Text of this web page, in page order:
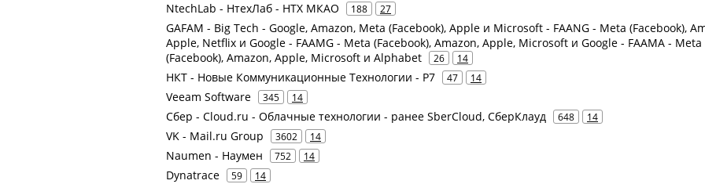
NtechLab - НтехЛаб - НТХ МКАО 188 27
GAFAM - Big Tech - Google, Amazon, Meta (Facebook), Apple и Microsoft - FAANG - Meta (Facebook),
Apple, Netflix и Google - FAAMG - Meta (Facebook), Amazon, Apple, Microsoft и Google - FAAMA - Meta
(Facebook), Amazon, Apple, Microsoft и Alphabet
26 14
НКТ - Новые Коммуникационные Технологии - Р7 47 14
Veeam Software 345 14
Сбер - Cloud.ru - Облачные технологии - ранее SberCloud, СберКлауд 648 14
VK - Mail.ru Group 3602 14
Naumen - Наумен 752 14
Dynatrace 59 14